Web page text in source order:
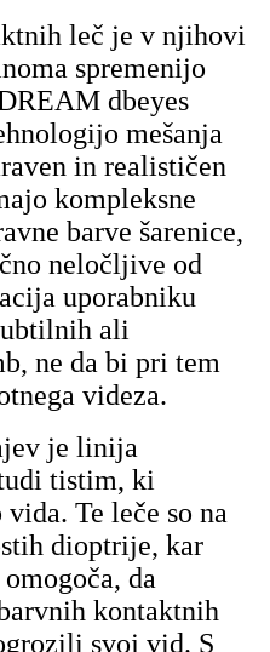
leč je v njihovi
spremenijo
dbeyes
mešanja
in realističen
kompleksne
barve šarenice,
neločljive od
uporabniku
ali
ne da bi pri tem
videza.
je linija
tistim, ki
Te leče so na
dioptrije, kar
da
kontaktnih
svoj vid. S